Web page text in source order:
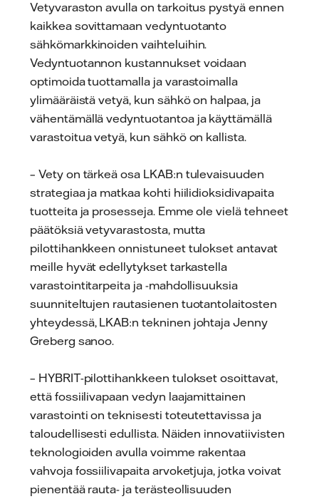
Vetyvaraston avulla on tarkoitus pystyä ennen
kaikkea sovittamaan vedyntuotanto
sähkömarkkinoiden vaihteluihin.
Vedyntuotannon kustannukset voidaan
optimoida tuottamalla ja varastoimalla
ylimääräistä vetyä, kun sähkö on halpaa, ja
vähentämällä vedyntuotantoa ja käyttämällä
varastoitua vetyä, kun sähkö on kallista.
– Vety on tärkeä osa LKAB:n tulevaisuuden
strategiaa ja matkaa kohti hiilidioksidivapaita
tuotteita ja prosesseja. Emme ole vielä tehneet
päätöksiä vetyvarastosta, mutta
pilottihankkeen onnistuneet tulokset antavat
meille hyvät edellytykset tarkastella
varastointitarpeita ja -mahdollisuuksia
suunniteltujen rautasienen tuotantolaitosten
yhteydessä, LKAB:n tekninen johtaja Jenny
Greberg sanoo.
– HYBRIT-pilottihankkeen tulokset osoittavat,
että fossiilivapaan vedyn laajamittainen
varastointi on teknisesti toteutettavissa ja
taloudellisesti edullista. Näiden innovatiivisten
teknologioiden avulla voimme rakentaa
vahvoja fossiilivapaita arvoketjuja, jotka voivat
pienentää rauta- ja terästeollisuuden